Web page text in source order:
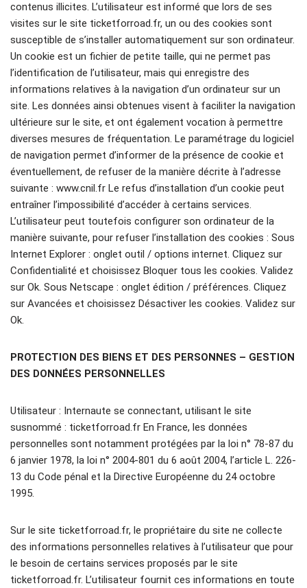
contenus illicites. L’utilisateur est informé que lors de ses
visites sur le site ticketforroad.fr, un ou des cookies sont
susceptible de s’installer automatiquement sur son ordinateur.
Un cookie est un fichier de petite taille, qui ne permet pas
l’identification de l’utilisateur, mais qui enregistre des
informations relatives à la navigation d’un ordinateur sur un
site. Les données ainsi obtenues visent à faciliter la navigation
ultérieure sur le site, et ont également vocation à permettre
diverses mesures de fréquentation. Le paramétrage du logiciel
de navigation permet d’informer de la présence de cookie et
éventuellement, de refuser de la manière décrite à l’adresse
suivante : www.cnil.fr Le refus d’installation d’un cookie peut
entraîner l’impossibilité d’accéder à certains services.
L’utilisateur peut toutefois configurer son ordinateur de la
manière suivante, pour refuser l’installation des cookies : Sous
Internet Explorer : onglet outil / options internet. Cliquez sur
Confidentialité et choisissez Bloquer tous les cookies. Validez
sur Ok. Sous Netscape : onglet édition / préférences. Cliquez
sur Avancées et choisissez Désactiver les cookies. Validez sur
Ok.
PROTECTION DES BIENS ET DES PERSONNES – GESTION
DES DONNÉES PERSONNELLES
Utilisateur : Internaute se connectant, utilisant le site
susnommé : ticketforroad.fr En France, les données
personnelles sont notamment protégées par la loi n° 78-87 du
6 janvier 1978, la loi n° 2004-801 du 6 août 2004, l’article L. 226-
13 du Code pénal et la Directive Européenne du 24 octobre
1995.
Sur le site ticketforroad.fr, le propriétaire du site ne collecte
des informations personnelles relatives à l’utilisateur que pour
le besoin de certains services proposés par le site
ticketforroad.fr. L’utilisateur fournit ces informations en toute